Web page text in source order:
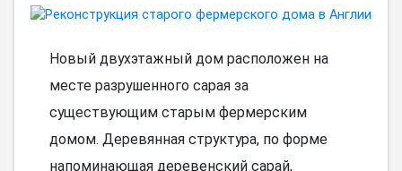
Новый двухэтажный дом расположен на
месте разрушенного сарая за
существующим старым фермерским
домом. Деревянная структура, по форме
напоминающая деревенский сарай,